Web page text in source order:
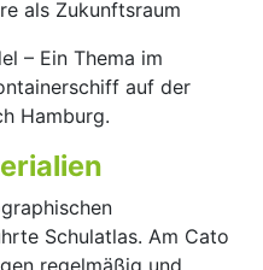
als Zukunftsraum
– Ein Thema im
auf der
Hamburg.
Schulatlas. Am Cato
regelmäßig und